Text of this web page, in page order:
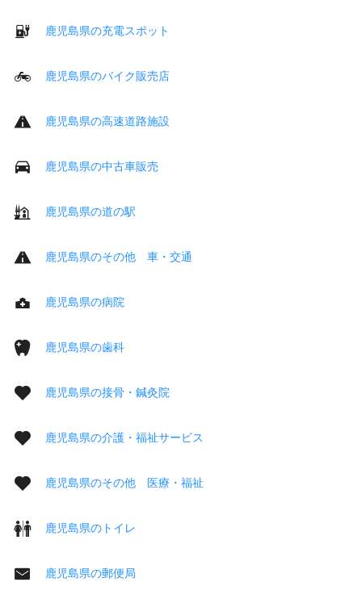
鹿児島県の充電スポット
鹿児島県のバイク販売店
鹿児島県の高速道路施設
鹿児島県の中古車販売
鹿児島県の道の駅
鹿児島県のその他 車・交通
鹿児島県の病院
鹿児島県の歯科
鹿児島県の接骨・鍼灸院
鹿児島県の介護・福祉サービス
鹿児島県のその他 医療・福祉
鹿児島県のトイレ
鹿児島県の郵便局